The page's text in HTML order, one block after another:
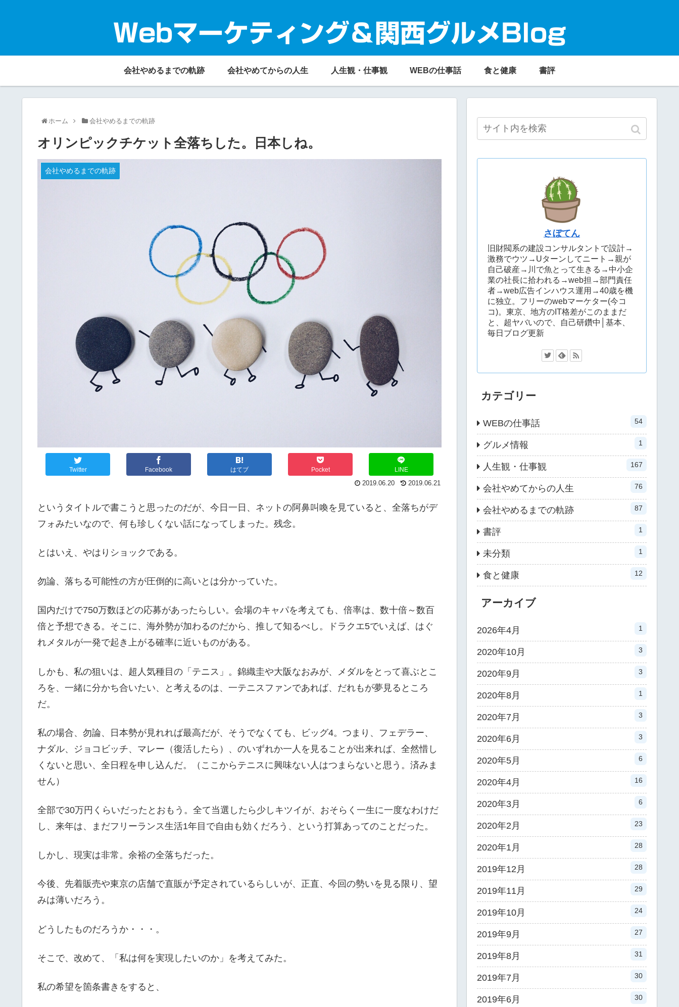
Webマーケティング＆関西グルメBlog
会社やめるまでの軌跡 会社やめてからの人生 人生観・仕事観 WEBの仕事話 食と健康 書評
ホーム 会社やめるまでの軌跡
オリンピックチケット全落ちした。日本しね。
会社やめるまでの軌跡
Twitter Facebook はてブ Pocket
LINE
2019.06.21
2019.06.20
というタイトルで書こうと思ったのだが、今日一日、ネットの阿鼻叫喚を見ていると、全落ちがデ
フォみたいなので、何も珍しくない話になってしまった。残念。
とはいえ、やはりショックである。
勿論、落ちる可能性の方が圧倒的に高いとは分かっていた。
国内だけで750万数ほどの応募があったらしい。会場のキャパを考えても、倍率は、数十倍～数百
倍と予想できる。そこに、海外勢が加わるのだから、推して知るべし。ドラクエ5でいえば、はぐ
れメタルが一発で起き上がる確率に近いものがある。
しかも、私の狙いは、超人気種目の「テニス」。錦織圭や大阪なおみが、メダルをとって喜ぶとこ
ろを、一緒に分かち合いたい、と考えるのは、一テニスファンであれば、だれもが夢見るところ
だ。
私の場合、勿論、日本勢が見れれば最高だが、そうでなくても、ビッグ4。つまり、フェデラー、
ナダル、ジョコビッチ、マレー（復活したら）、のいずれか一人を見ることが出来れば、全然惜し
くないと思い、全日程を申し込んだ。（ここからテニスに興味ない人はつまらないと思う。済みま
せん）
全部で30万円くらいだったとおもう。全て当選したら少しキツイが、おそらく一生に一度なわけだ
し、来年は、まだフリーランス生活1年目で自由も効くだろう、という打算あってのことだった。
しかし、現実は非常。余裕の全落ちだった。
今後、先着販売や東京の店舗で直販が予定されているらしいが、正直、今回の勢いを見る限り、望
みは薄いだろう。
どうしたものだろうか・・・。
そこで、改めて、「私は何を実現したいのか」を考えてみた。
私の希望を箇条書きをすると、
さぼてん
旧財閥系の建設コンサルタントで設計→
激務でウツ→Uターンしてニート→親が
自己破産→川で魚とって生きる→中小企
業の社長に拾われる→web担→部門責任
者→web広告インハウス運用→40歳を機
に独立。フリーのwebマーケター(今コ
コ)。東京、地方のIT格差がこのままだ
と、超ヤバいので、自己研鑽中│基本、
毎日ブログ更新
カテゴリー
WEBの仕事話 54
グルメ情報 1
人生観・仕事観 167
会社やめてからの人生 76
会社やめるまでの軌跡 87
書評 1
未分類 1
食と健康 12
アーカイブ
2026年4月 1
2020年10月 3
2020年9月 3
2020年8月 1
2020年7月 3
2020年6月 3
2020年5月 6
2020年4月 16
2020年3月 6
2020年2月 23
2020年1月 28
2019年12月 28
2019年11月 29
2019年10月 24
2019年9月 27
2019年8月 31
2019年7月 30
2019年6月 30